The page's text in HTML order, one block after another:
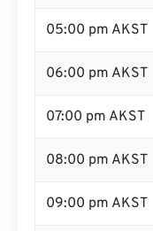
05:00 pm AKST
06:00 pm AKST
07:00 pm AKST
08:00 pm AKST
09:00 pm AKST